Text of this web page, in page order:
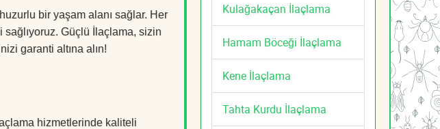
bir yaşam alanı sağlar. Her
Güçlü İlaçlama, sizin
garanti altına alın!
hizmetlerinde kaliteli
Kulağakaçan İlaçlama
Hamam Böceği İlaçlama
Kene İlaçlama
Tahta Kurdu İlaçlama